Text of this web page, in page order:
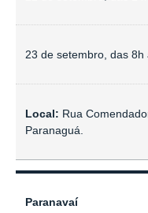
23 de setembro, das
Local: Rua
Paranaguá.
Paranavaí